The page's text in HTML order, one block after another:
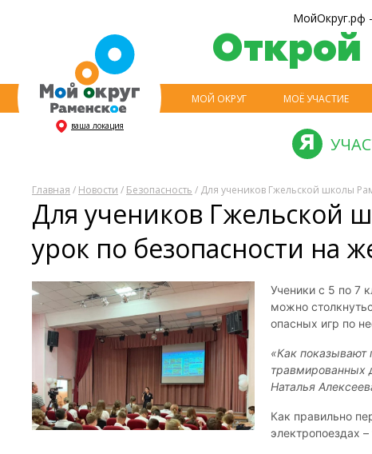
ваша локация
МойОкруг.рф
Открой
МОЙ ОКРУГ МОЁ УЧАСТИЕ
Главная / Новости / Безопасность / Для учеников Гжельской школы
Для учеников Гжельской
урок по безопасности на
Ученики с 5 по 7
можно
опасных игр по
«Как
травмированных
Наталья
Как правильно
электропоездах